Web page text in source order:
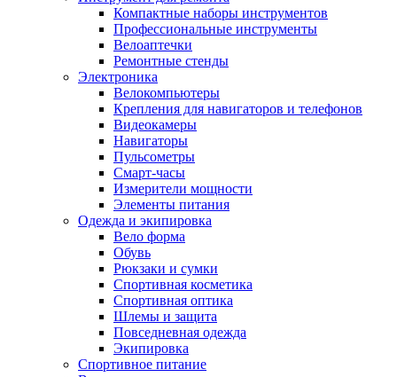
Компактные наборы инструментов
Профессиональные инструменты
Велоаптечки
Ремонтные стенды
Электроника
Велокомпьютеры
Крепления для навигаторов и телефонов
Видеокамеры
Навигаторы
Пульсометры
Смарт-часы
Измерители мощности
Элементы питания
Одежда и экипировка
Вело форма
Обувь
Рюкзаки и сумки
Спортивная косметика
Спортивная оптика
Шлемы и защита
Повседневная одежда
Экипировка
Спортивное питание